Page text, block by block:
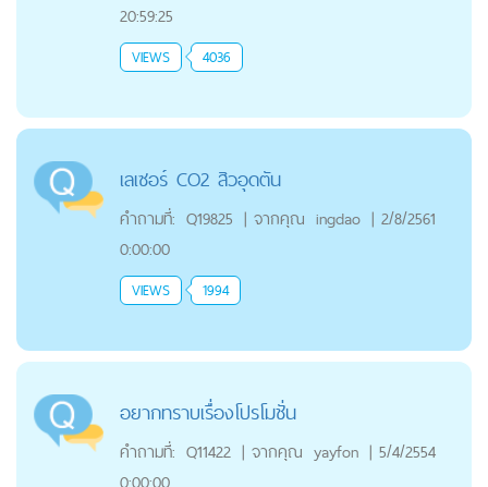
20:59:25
VIEWS 4036
เลเซอร์ CO2 สิวอุดตัน
คำถามที่: Q19825 | จากคุณ ingdao | 2/8/2561
0:00:00
VIEWS 1994
อยากทราบเรื่องโปรโมชั่น
คำถามที่: Q11422 | จากคุณ yayfon | 5/4/2554
0:00:00